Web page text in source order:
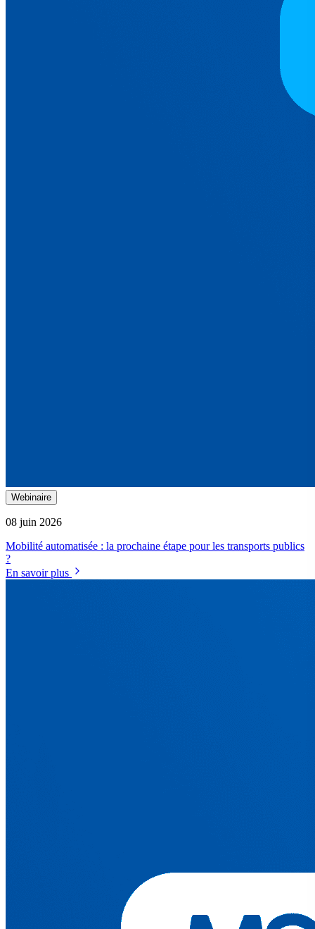
Webinaire
08 juin 2026
Mobilité automatisée : la prochaine étape pour les transports publics
?
En savoir plus